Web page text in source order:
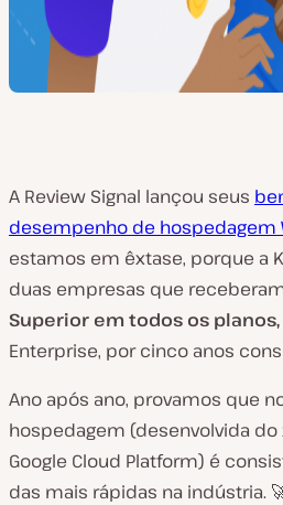
A Review Signal lançou seus
desempenho de hospedagem
estamos em êxtase, porque a
duas empresas que
Superior em todos os planos,
Enterprise, por cinco anos
Ano após ano, provamos que
hospedagem (desenvolvida
Google Cloud Platform) é
das mais rápidas na indústria.